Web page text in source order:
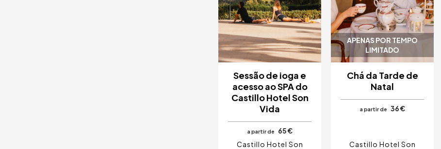
Sessão de ioga e
acesso ao SPA do
Castillo Hotel Son
Vida
a partir de
65 €
Castillo Hotel Son
APENAS POR TEMPO
LIMITADO
Chá da Tarde de
Natal
a partir de 36 €
Castillo Hotel Son